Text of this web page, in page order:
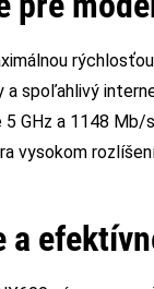
spoľahlivý
GHz a 1148 Mb/
vysokom
a